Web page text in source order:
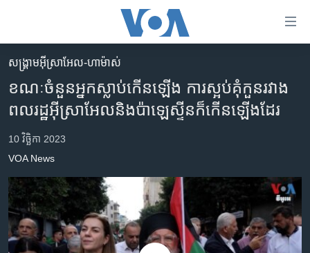
គេហទំព័រ​
ទាក់ទង
រំលង​
និង​
ទៅ​​
ទំព័រ​
ព័ត៌មាន​​
តែ​
ម្តង
រំលង​
និង​
កម្ពុជា
អន្តរជាតិ
អាមេរិក
កម្ពុជាច្នៃប្រតិដ្ឋ
ព្រឹត្តិការណ៍ព័ត៌មាន
ទូរទស្សន៍ / វីដេអូ​
សង្គ្រាម​អ៊ីស្រាអែល-ហាម៉ាស់
ខណៈ​ចំនួន​អ្នក​ស្លាប់​កើនឡើង ការ​ស្អប់​គុំកួន​រវាង​
ពលរដ្ឋ​អ៊ីស្រាអែល​និង​ប៉ាឡេស្ទីន​ក៏​កើន​ឡើង​​ដែរ
10 វិច្ឆិកា 2023
VOA News